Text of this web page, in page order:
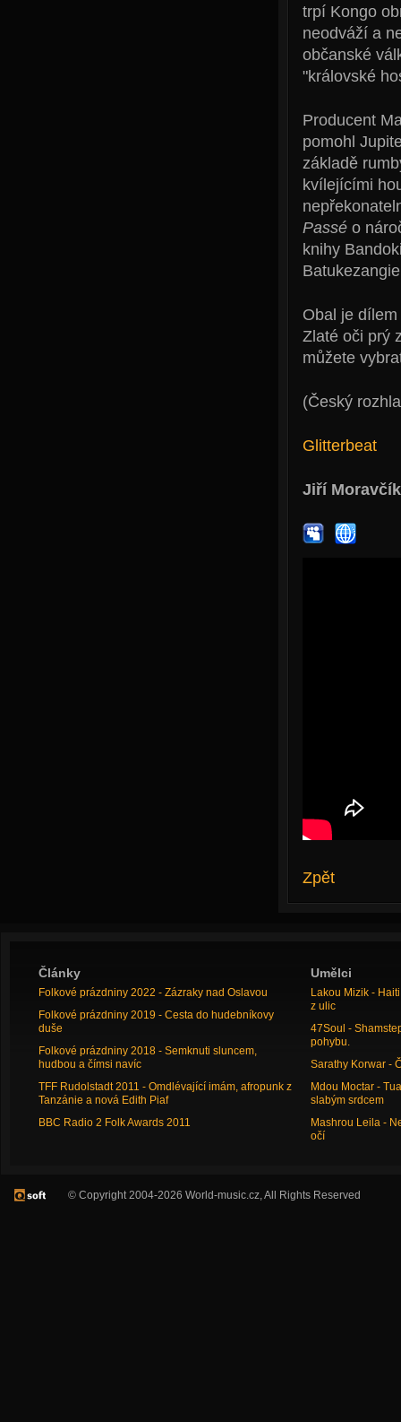
trpí Kongo
neodváží a
občanské
"královské
Producent
pomohl
základě
kvílejícími
Passéo
knihy
Obal je
Zlaté oči prý
můžete
(Český
Glitterbeat
Jiří Moravčík
Zpět
Články
Folkové prázdniny 2022 - Zázraky nad Oslavou
Folkové prázdniny 2019 - Cesta do hudebníkovy
duše
Folkové prázdniny 2018 - Semknuti sluncem,
hudbou a čímsi navíc
TFF Rudolstadt 2011 - Omdlévající imám, afropunk z
Tanzánie a nová Edith Piaf
BBC Radio 2 Folk Awards 2011
Umělci
Lakou Mizik -
z ulic
47Soul -
pohybu.
Sarathy Korwar -
Mdou Moctar -
slabým srdcem
Mashrou Leila -
očí
© Copyright 2004-2026 World-music.cz, All Rights Reserved